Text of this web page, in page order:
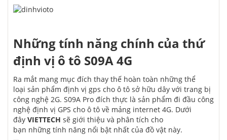
Những tính năng chính của thứ
định vị ô tô S09A 4G
Ra mắt mang mục đích thay thế hoàn toàn những thể
loại sản phẩm định vị gps cho ô tô sở hữu dây với trang bị
công nghệ 2G. S09A Pro đích thực là sản phẩm đi đầu công
nghệ định vị GPS cho ô tô về mảng internet 4G. Dưới
đây VIETTECH sẽ giới thiệu và phân tích cho
bạn những tính năng nổi bật nhất của đồ vật này.